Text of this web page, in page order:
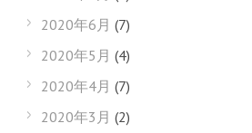
2020年6月 (7)
2020年5月 (4)
2020年4月 (7)
2020年3月 (2)